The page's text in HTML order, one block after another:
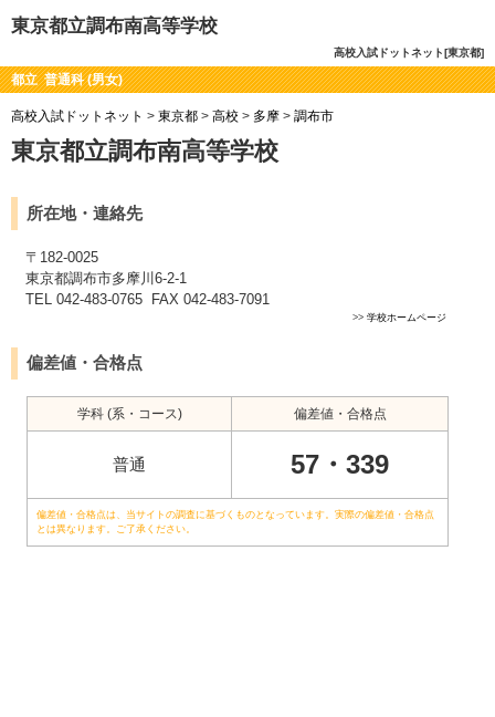
東京都立調布南高等学校
高校入試ドットネット[東京都]
都立 普通科 (男女)
高校入試ドットネット > 東京都 > 高校 > 多摩 > 調布市
東京都立調布南高等学校
所在地・連絡先
〒182-0025
東京都調布市多摩川6-2-1
TEL 042-483-0765 FAX 042-483-7091
>>学校ホームページ
偏差値・合格点
学科 (系・コース) 偏差値・合格点
普通 57・339
偏差値・合格点は、当サイトの調査に基づくものとなっています。実際の偏差値・合格点
とは異なります。ご了承ください。